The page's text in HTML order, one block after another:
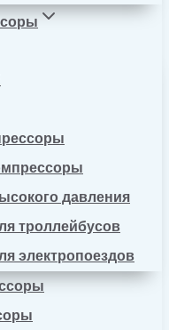
давления
троллейбусов
электропоездов